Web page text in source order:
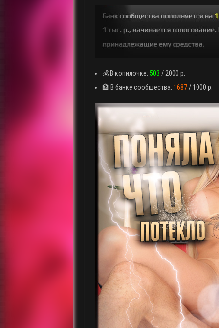
💰 В копилочке: 503 / 2000 р.
🏦 В банке сообщества: 1687/ 1000 р.